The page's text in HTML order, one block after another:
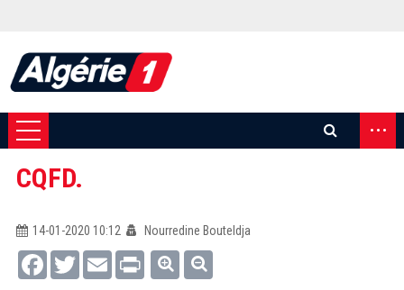
...
CQFD.
14-01-2020 10:12
Nourredine Bouteldja
FacebookTwitterEmail Print